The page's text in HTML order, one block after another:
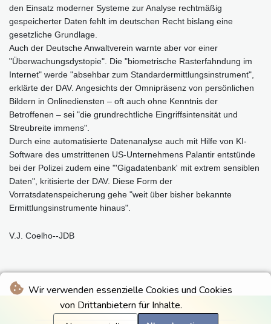
Wir verwenden essenzielle Cookies und Cookies
von Drittanbietern für Inhalte.
den Einsatz moderner Systeme zur Analyse rechtmäßig
gespeicherter Daten fehlt im deutschen Recht bislang eine
gesetzliche Grundlage.
Auch der Deutsche Anwaltverein warnte aber vor einer
"Überwachungsdystopie". Die "biometrische Rasterfahndung im
Internet" werde "absehbar zum Standardermittlungsinstrument",
erklärte der DAV. Angesichts der Omnipräsenz von persönlichen
Bildern in Onlinediensten – oft auch ohne Kenntnis der
Betroffenen – sei "die grundrechtliche Eingriffsintensität und
Streubreite immens".
Durch eine automatisierte Datenanalyse auch mit Hilfe von KI-
Software des umstrittenen US-Unternehmens Palantir entstünde
bei der Polizei zudem eine "'Gigadatenbank' mit extrem sensiblen
Daten", kritisierte der DAV. Diese Form der
Vorratsdatenspeicherung gehe "weit über bisher bekannte
Ermittlungsinstrumente hinaus".
V.J. Coelho--JDB